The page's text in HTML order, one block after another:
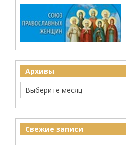
Архивы
Свежие записи